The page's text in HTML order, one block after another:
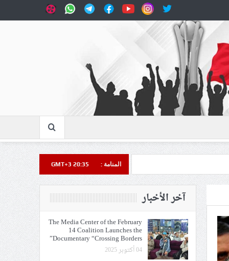
GMT+3 20:35 المنامة :
آخر الأخبار
The Media Center of the February
14 Coalition Launches the
Documentary “Crossing Borders”
04 أكتوبر 2025